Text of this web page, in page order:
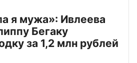
я мужа»: Ивлеева
Бегаку
за 1,2 млн рублей